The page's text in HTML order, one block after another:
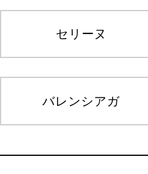
セリーヌ
バレンシアガ